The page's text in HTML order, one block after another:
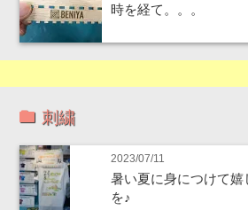
時を経て。。。
刺繍
2023/07/11
暑い夏に身につけて
を♪